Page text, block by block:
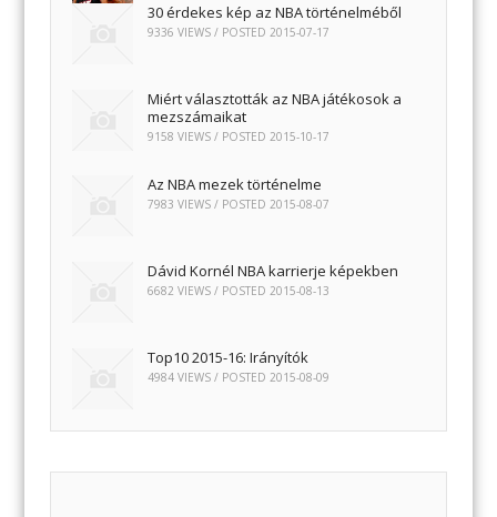
30 érdekes kép az NBA történelméből
9336 VIEWS / POSTED2015-07-17
Miért választották az NBA játékosok a
mezszámaikat
9158 VIEWS / POSTED 2015-10-17
Az NBA mezek történelme
7983 VIEWS / POSTED2015-08-07
Dávid Kornél NBA karrierje képekben
6682 VIEWS / POSTED2015-08-13
Top10 2015-16: Irányítók
4984 VIEWS / POSTED2015-08-09